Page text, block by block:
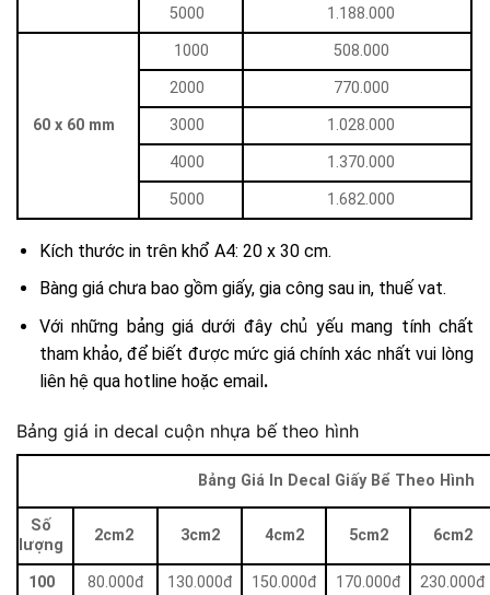
5000
1.188.000
60 x 60 mm
1000
508.000
2000
770.000
3000
1.028.000
4000
1.370.000
5000
1.682.000
Kích thước in trên khổ A4: 20 x 30 cm.
Bàng giá chưa bao gồm giấy, gia công sau in, thuế vat.
Với những bảng giá dưới đây chủ yếu mang tính chất
tham khảo, để biết được mức giá chính xác nhất vui lòng
liên hệ qua hotline hoặc email.
Bảng giá in decal cuộn nhựa bế theo hình
Bảng Giá In Decal Giấy Bể Theo Hình
Số
lượng
2cm2 3cm2 4cm2 5cm2 6cm2
100 80.000đ 130.000đ 150.000đ 170.000đ
230.000đ